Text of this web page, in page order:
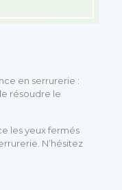
en serrurerie :
résoudre le
les yeux fermés
N’hésitez